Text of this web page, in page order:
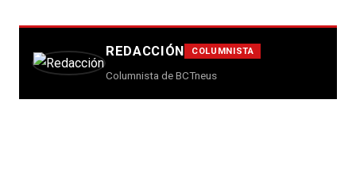
REDACCIÓN COLUMNISTA
Columnista de BCTneus